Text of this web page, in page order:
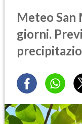
Meteo San
giorni.